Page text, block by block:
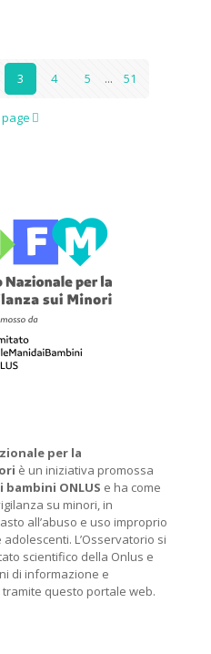
3 4 5 ... 51
per la
è un iniziativa promossa
bambini ONLUS e ha come
su minori, in
all’abuso e uso improprio
L’Osservatorio si
scientifico della Onlus e
di informazione e
questo portale web.